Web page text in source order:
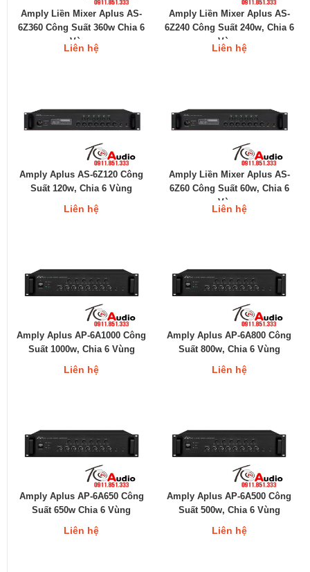
Amply Liền Mixer Aplus AS-
6Z360 Công Suất 360w Chia 6
Vùng
Liên hệ
Amply Liền Mixer Aplus AS-
6Z240 Công Suất 240w, Chia 6
Vùng
Liên hệ
Amply Aplus AS-6Z120 Công
Suất 120w, Chia 6 Vùng
Liên hệ
Amply Liền Mixer Aplus AS-
6Z60 Công Suất 60w, Chia 6
Vùng
Liên hệ
Amply Aplus AP-6A1000 Công
Suất 1000w, Chia 6 Vùng
Liên hệ
Amply Aplus AP-6A800 Công
Suất 800w, Chia 6 Vùng
Liên hệ
Amply Aplus AP-6A650 Công
Suất 650w Chia 6 Vùng
Liên hệ
Amply Aplus AP-6A500 Công
Suất 500w, Chia 6 Vùng
Liên hệ